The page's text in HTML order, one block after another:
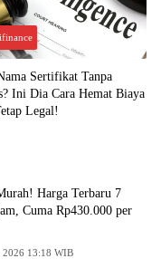
Sertifikat Tanpa
Ini Dia Cara Hemat Biaya
Legal!
Harga Terbaru 7
Cuma Rp430.000 per
Jumat, 7 Agu 2026 13:18 WIB